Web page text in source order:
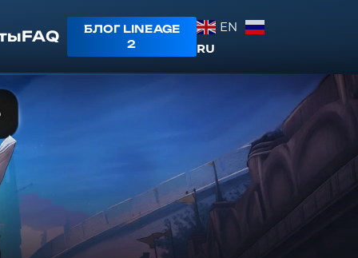
FAQ
БЛОГ LINEAGE
2
EN
RU